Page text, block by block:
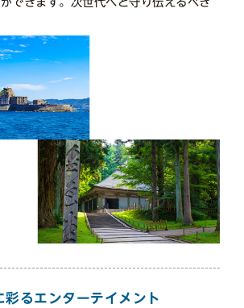
彩るエンターテイメント